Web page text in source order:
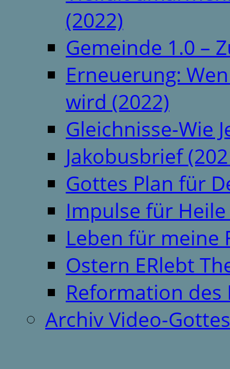
(2022)
Gemeinde 1.0 –
Erneuerung:
wird (2022)
Gleichnisse-Wie
Jakobusbrief
Gottes Plan für
Impulse für
Leben für meine
Ostern ERlebt
Reformation des
Archiv Video-